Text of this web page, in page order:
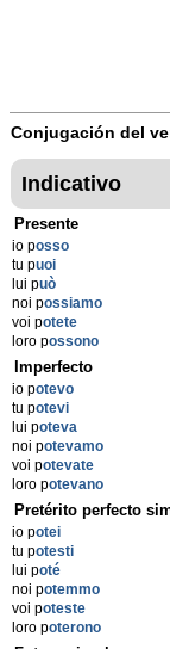
Conjugación del
Indicativo
Presente
io posso
tu puoi
lui può
noi possiamo
voi potete
loro possono
Imperfecto
io potevo
tu potevi
lui poteva
noi potevamo
voi potevate
loro potevano
Pretérito perfecto
io potei
tu potesti
lui poté
noi potemmo
voi poteste
loro poterono